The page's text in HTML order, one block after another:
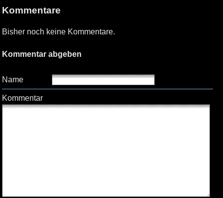
Kommentare
Bisher noch keine Kommentare.
Kommentar abgeben
Name
Kommentar